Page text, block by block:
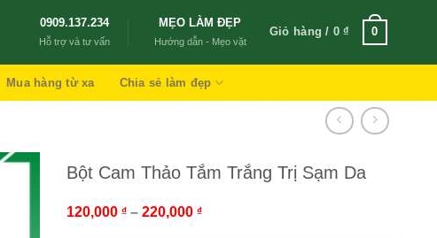
0909.137.234
Hỗ trợ và tư vấn
MẸO LÀM ĐẸP
Hướng dẫn - Mẹo vặt
Giỏ hàng / 0₫ 0
Mua hàng từ xa Chia sẻ làm đẹp
Bột Cam Thảo Tắm Trắng Trị Sạm Da
120,000₫ –220,000₫